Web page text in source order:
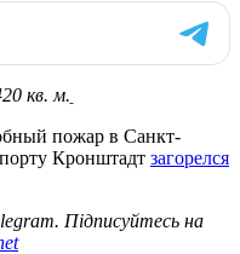
кв. м.
пожар в Санкт-
Кронштадт загорелся
Підписуйтесь на